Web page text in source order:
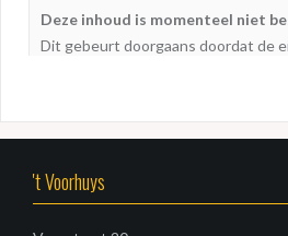
Deze inhoud is momenteel niet
Dit gebeurt doorgaans doordat de
T Voorhuys Beesd
3 weeks ago
't Voorhuys